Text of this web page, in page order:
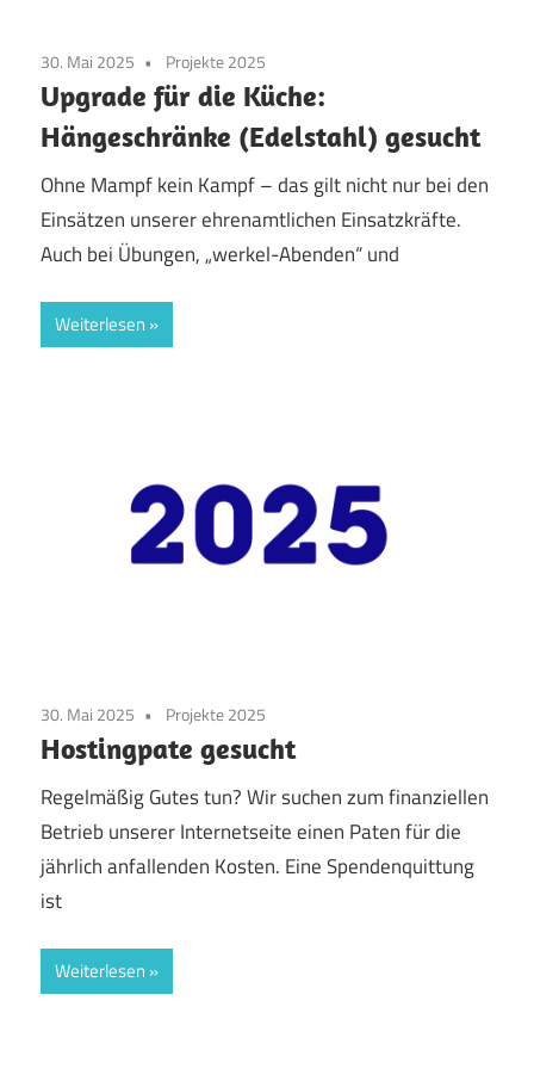
30. Mai 2025 Projekte 2025
Upgrade für die Küche:
Hängeschränke (Edelstahl) gesucht
Ohne Mampf kein Kampf – das gilt nicht nur bei den
Einsätzen unserer ehrenamtlichen Einsatzkräfte.
Auch bei Übungen, „werkel-Abenden“ und
Weiterlesen
30. Mai 2025 Projekte 2025
Hostingpate gesucht
Regelmäßig Gutes tun? Wir suchen zum finanziellen
Betrieb unserer Internetseite einen Paten für die
jährlich anfallenden Kosten. Eine Spendenquittung
ist
Weiterlesen